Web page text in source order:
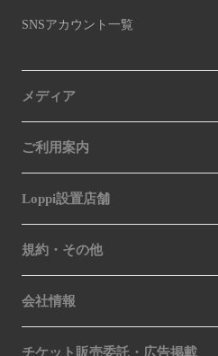
SNSアカウント一覧
メディア
ご利用案内
Loppi設置店舗
規約・その他
会社情報
チケット販売委託・広告掲載